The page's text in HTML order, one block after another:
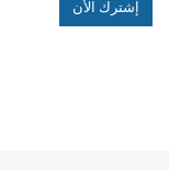
الهياكل